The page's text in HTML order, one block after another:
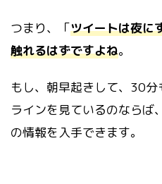
つまり、「ツイートは夜に
触れるはずですよね。
もし、朝早起きして、30
ラインを見ているのならば
の情報を入手できます。